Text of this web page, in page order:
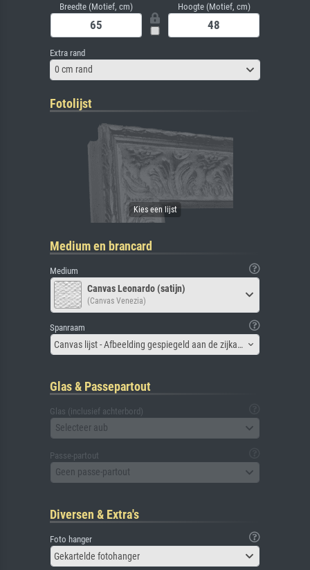
Breedte (Motief, cm) Hoogte (Motief, cm)
Extra rand
0 cm rand
Fotolijst
Medium en brancard
Medium
Canvas Leonardo (satijn)
(Canvas Venezia)
Spanraam
Canvas lijst - Afbeelding gespiegeld aan de zijkant
Glas & Passepartout
Glas (inclusief achterbord)
Selecteer aub
Passe-partout
Geen passe-partout
Diversen & Extra's
Foto hanger
Gekartelde fotohanger